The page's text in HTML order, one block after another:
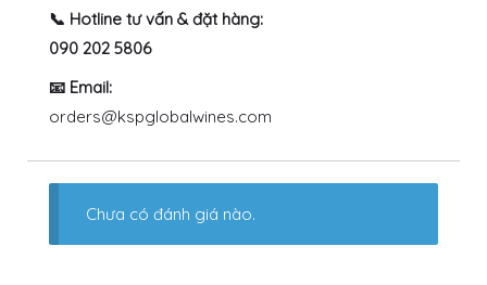
📞 Hotline tư vấn & đặt hàng:
090 202 5806
📧 Email:
orders@kspglobalwines.com
Chưa có đánh giá nào.